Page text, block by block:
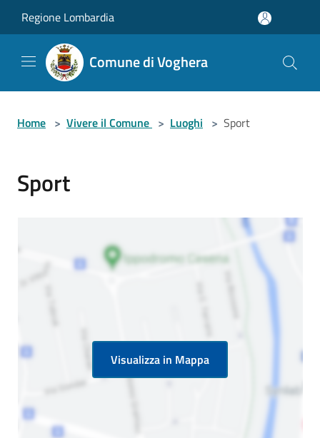
Regione Lombardia
Comune di Voghera
Home > Vivere il Comune > Luoghi > Sport
Sport
Visualizza in Mappa